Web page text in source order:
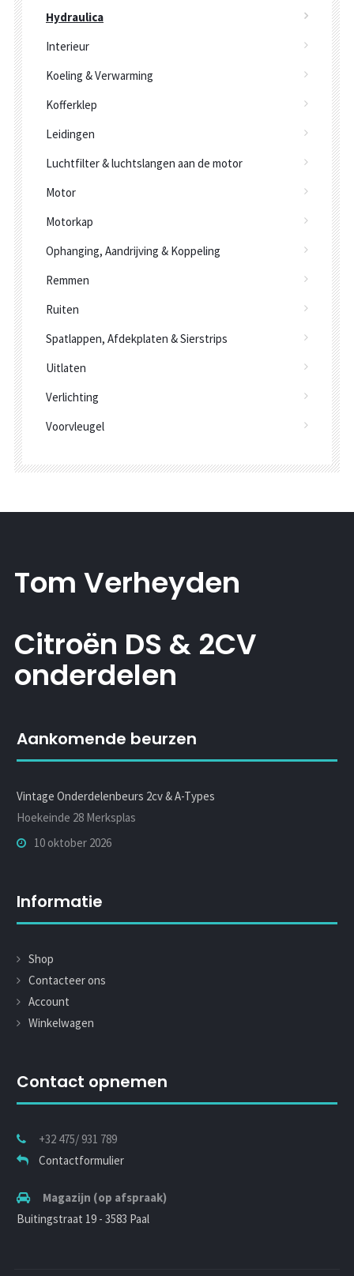
Hydraulica
Interieur
Koeling & Verwarming
Kofferklep
Leidingen
Luchtfilter & luchtslangen aan de motor
Motor
Motorkap
Ophanging, Aandrijving & Koppeling
Remmen
Ruiten
Spatlappen, Afdekplaten & Sierstrips
Uitlaten
Verlichting
Voorvleugel
Tom Verheyden
Citroën DS & 2CV
onderdelen
Aankomende beurzen
Vintage Onderdelenbeurs 2cv & A-Types
Hoekeinde 28 Merksplas
10 oktober 2026
Informatie
Shop
Contacteer ons
Account
Winkelwagen
Contact opnemen
+32 475/ 931 789
Contactformulier
Magazijn (op afspraak)
Buitingstraat 19 - 3583 Paal